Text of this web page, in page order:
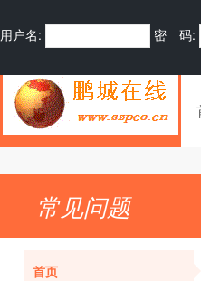
用户名: 密 码:
常见问题
首页